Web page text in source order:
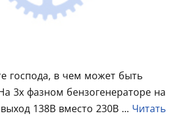
господа, в чем может быть
3х фазном бензогенераторе на
138В вместо 230В ... Читать